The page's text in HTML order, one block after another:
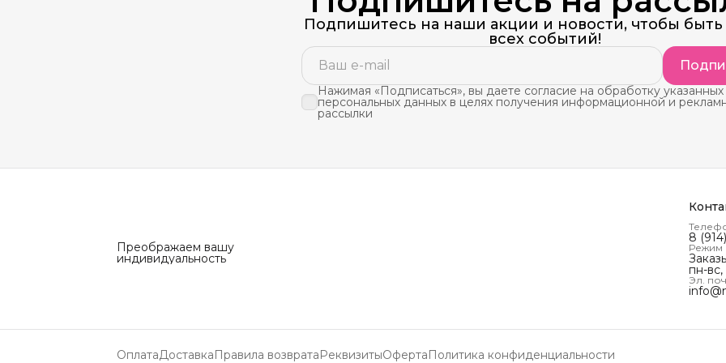
Подпишитесь на наши акции и новости, чтобы быть
всех событий!
Нажимая «Подписаться», вы даете согласие на обработку указанных
персональных данных в целях получения информационной и
рассылки
Преображаем вашу
индивидуальность
8
Режим
пн-
Эл.
ОплатаДоставкаПравила возвратаРеквизитыОфертаПолитика конфиденциальности